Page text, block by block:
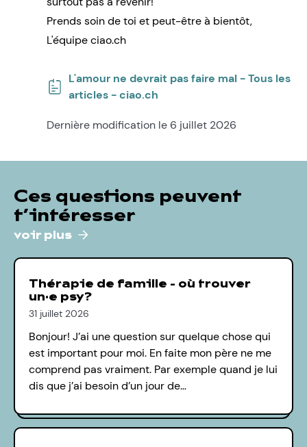
Prends soin de toi et peut-être à bientôt,
L'équipe ciao.ch
L'amour ne devrait pas faire mal - Tous les
articles - ciao.ch
Dernière modification le 6 juillet 2026
Ces questions peuvent
t’intéresser
voir plus
Thérapie de famille - où trouver
un·e psy?
31 juillet 2026
Bonjour! J’ai une question sur quelque chose qui
est important pour moi. En faite mon père ne me
comprend pas vraiment. Par exemple quand je lui
dis que j’ai besoin d’un jour de…